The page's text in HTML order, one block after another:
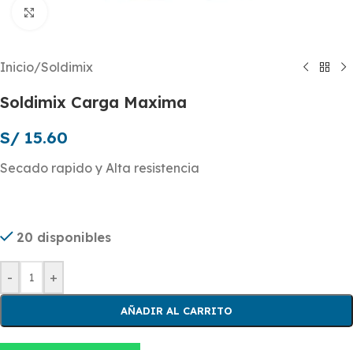
Inicio/Soldimix
Soldimix Carga Maxima
S/ 15.60
Secado rapido y Alta resistencia
20 disponibles
- +
AÑADIR AL CARRITO